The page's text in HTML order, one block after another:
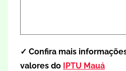
✓ Confira mais
valores do IPTU Mauá